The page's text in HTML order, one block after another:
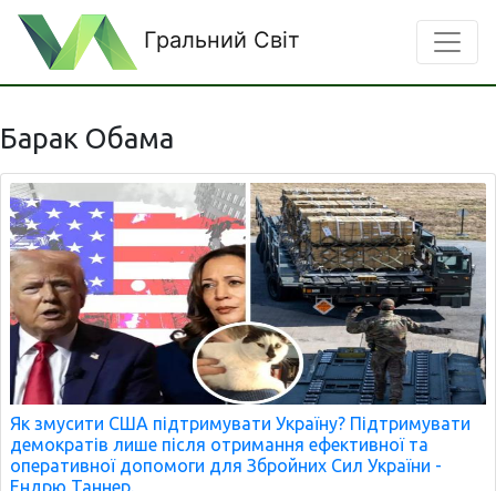
Гральний Світ
Барак Обама
Як змусити США підтримувати Україну? Підтримувати
демократів лише після отримання ефективної та
оперативної допомоги для Збройних Сил України -
Ендрю Таннер.